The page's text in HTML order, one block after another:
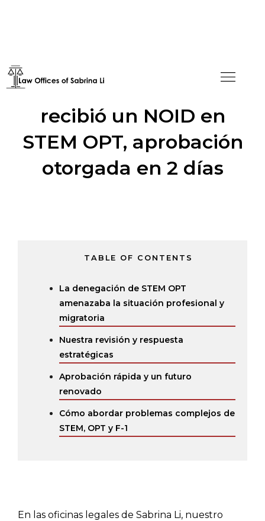
El graduado del MBA
recibió un NOID en
STEM OPT, aprobación
otorgada en 2 días
TABLE OF CONTENTS
La denegación de STEM OPT
amenazaba la situación profesional y
migratoria
Nuestra revisión y respuesta
estratégicas
Aprobación rápida y un futuro
renovado
Cómo abordar problemas complejos de
STEM, OPT y F-1
En las oficinas legales de Sabrina Li, nuestro